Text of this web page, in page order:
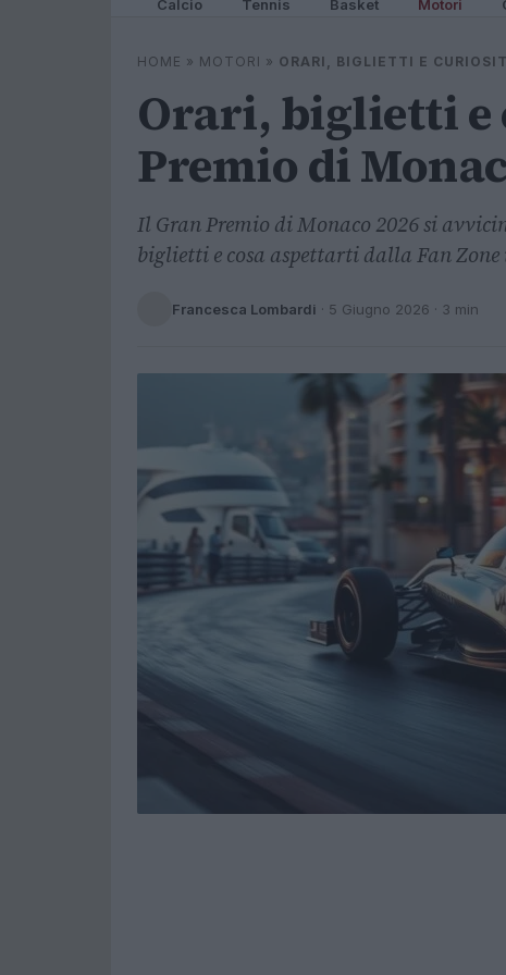
Calcio Tennis Basket Motori
HOME » MOTORI » ORARI, BIGLIETTI E
Orari, biglietti e
Premio di
Il Gran Premio di Monaco 2026 si
biglietti e cosa aspettarti dalla Fan
Francesca Lombardi · 5 Giugno 2026 · 3 min